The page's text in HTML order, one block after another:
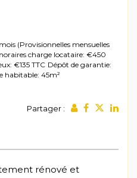
(Provisionnelles mensuelles
charge locataire: €450
€135 TTC Dépôt de garantie:
habitable: 45m²
Partager :
rénové et